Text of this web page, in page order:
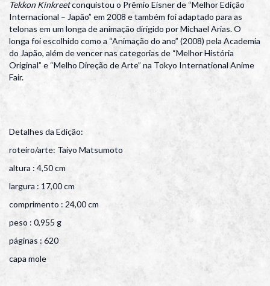
Tekkon Kinkreetconquistou o Prêmio Eisner de “Melhor Edição
Internacional – Japão” em 2008 e também foi adaptado para as
telonas em um longa de animação dirigido por Michael Arias. O
longa foi escolhido como a “Animação do ano” (2008) pela Academia
do Japão, além de vencer nas categorias de “Melhor História
Original” e “Melho Direção de Arte” na Tokyo International Anime
Fair.
Detalhes da Edição:
roteiro/arte: Taiyo Matsumoto
altura : 4,50 cm
largura : 17,00 cm
comprimento : 24,00 cm
peso : 0,955 g
páginas : 620
capa mole